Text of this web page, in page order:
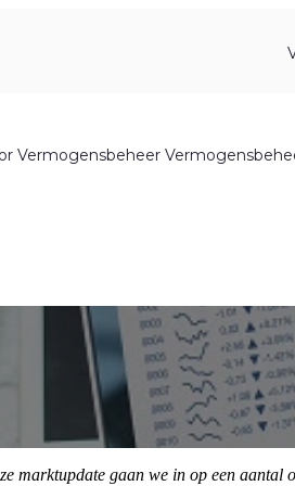
Vermogensbeheer
marktupdate gaan we in op een